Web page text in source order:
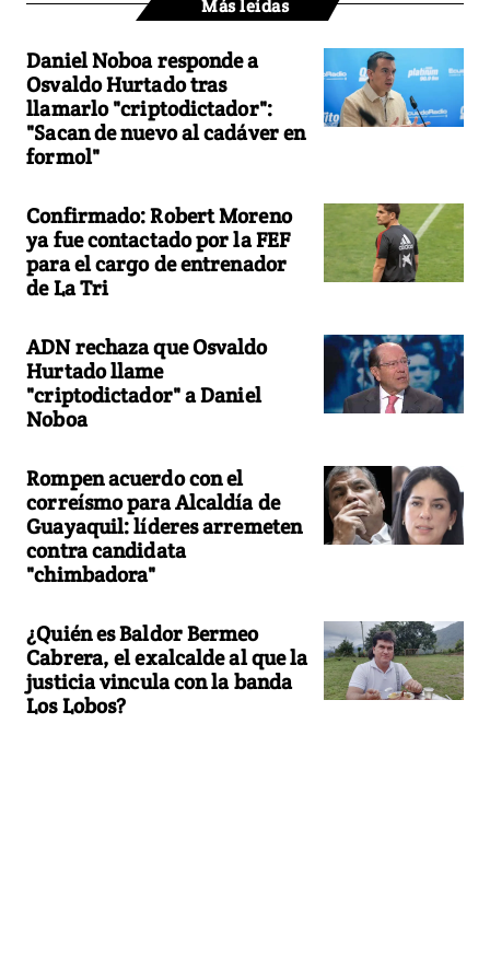
Más leídas
Daniel Noboa responde a
Osvaldo Hurtado tras
llamarlo "criptodictador":
"Sacan de nuevo al cadáver en
formol"
Confirmado: Robert Moreno
ya fue contactado por la FEF
para el cargo de entrenador
de La Tri
ADN rechaza que Osvaldo
Hurtado llame
"criptodictador" a Daniel
Noboa
Rompen acuerdo con el
correísmo para Alcaldía de
Guayaquil: líderes arremeten
contra candidata
"chimbadora"
¿Quién es Baldor Bermeo
Cabrera, el exalcalde al que la
justicia vincula con la banda
Los Lobos?